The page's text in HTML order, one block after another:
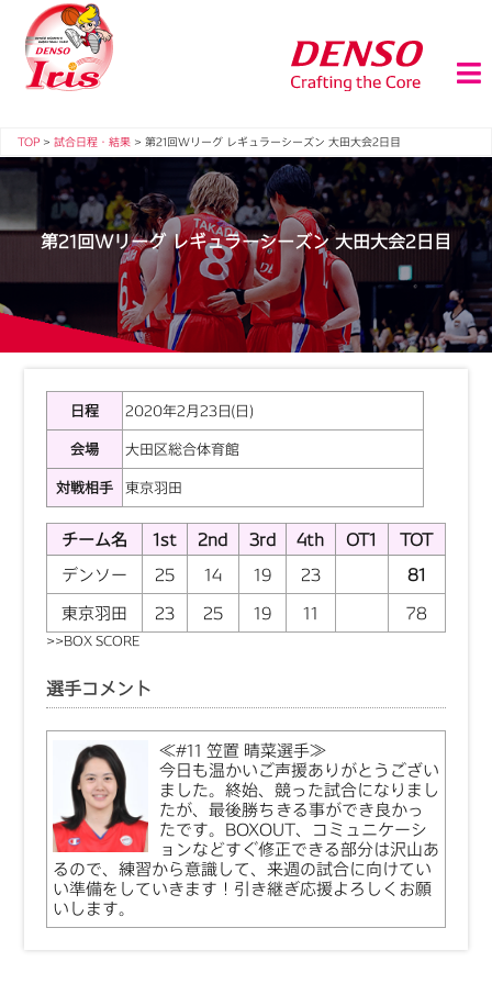
TOP > 試合日程・結果 > 第21回Wリーグ レギュラーシーズン 大田大会2日目
第21回Wリーグ レギュラーシーズン 大田大会2日目
日程
2020年2月23日(日)
会場
大田区総合体育館
対戦相手
東京羽田
チーム名 1st 2nd 3rd 4th OT1
TOT
デンソー
25 14 19 23
81
東京羽田
23 25 19 11 78
>>BOX SCORE
選手コメント
≪#11 笠置 晴菜選手≫
今日も温かいご声援ありがとうござい
ました。終始、競った試合になりまし
たが、最後勝ちきる事ができ良かっ
たです。BOXOUT、コミュニケーシ
ョンなどすぐ修正できる部分は沢山あ
るので、練習から意識して、来週の試合に向けてい
い準備をしていきます！引き継ぎ応援よろしくお願
いします。